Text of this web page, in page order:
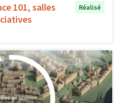
101, salles
Réalisé